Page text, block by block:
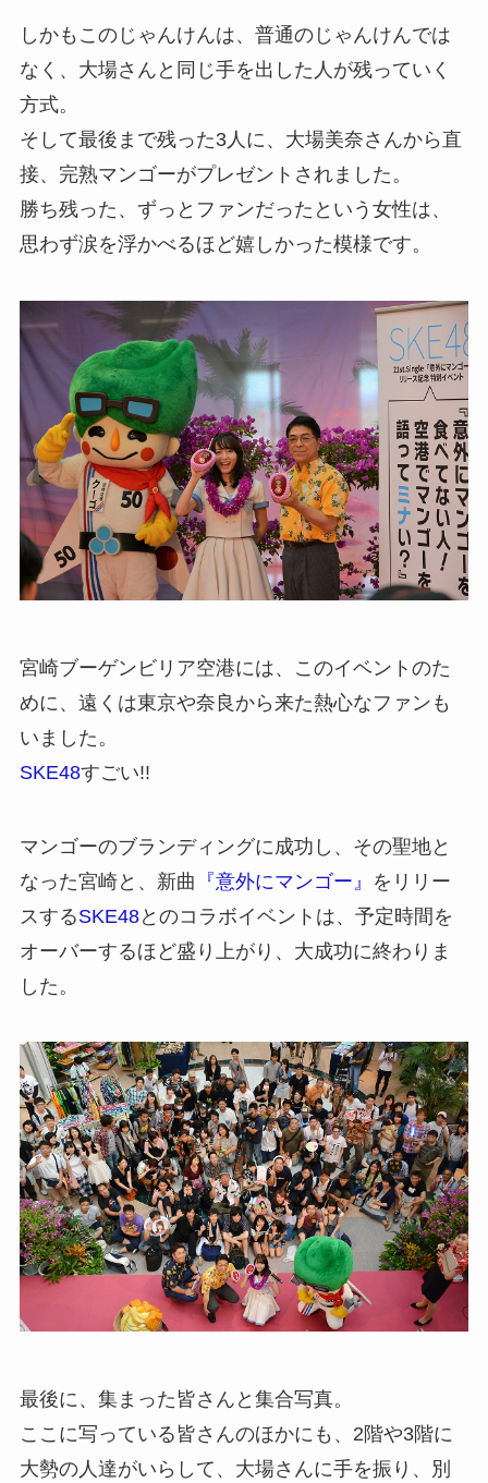
しかもこのじゃんけんは、普通のじゃんけんでは
なく、大場さんと同じ手を出した人が残っていく
方式。
そして最後まで残った3人に、大場美奈さんから直
接、完熟マンゴーがプレゼントされました。
勝ち残った、ずっとファンだったという女性は、
思わず涙を浮かべるほど嬉しかった模様です。
宮崎ブーゲンビリア空港には、このイベントのた
めに、遠くは東京や奈良から来た熱心なファンも
いました。
SKE48すごい!!
マンゴーのブランディングに成功し、その聖地と
なった宮崎と、新曲 『意外にマンゴー』
をリリー
スするSKE48とのコラボイベントは、予定時間を
オーバーするほど盛り上がり、大成功に終わりま
した。
最後に、集まった皆さんと集合写真。
ここに写っている皆さんのほかにも、2階や3階に
大勢の人達がいらして、大場さんに手を振り、別